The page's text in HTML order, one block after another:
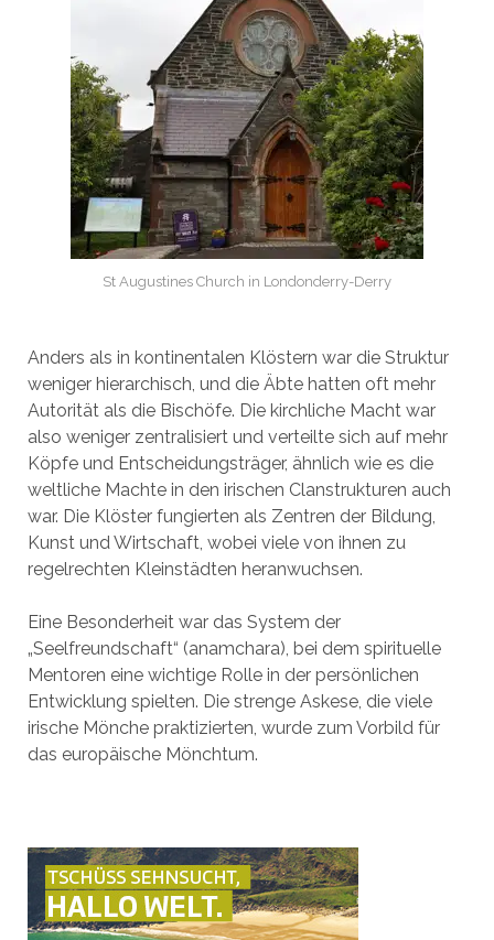
St Augustines Church in Londonderry-Derry
Anders als in kontinentalen Klöstern war die Struktur
weniger hierarchisch, und die Äbte hatten oft mehr
Autorität als die Bischöfe. Die kirchliche Macht war
also weniger zentralisiert und verteilte sich auf mehr
Köpfe und Entscheidungsträger, ähnlich wie es die
weltliche Machte in den irischen Clanstrukturen auch
war. Die Klöster fungierten als Zentren der Bildung,
Kunst und Wirtschaft, wobei viele von ihnen zu
regelrechten Kleinstädten heranwuchsen.
Eine Besonderheit war das System der
„Seelfreundschaft“ (anamchara), bei dem spirituelle
Mentoren eine wichtige Rolle in der persönlichen
Entwicklung spielten. Die strenge Askese, die viele
irische Mönche praktizierten, wurde zum Vorbild für
das europäische Mönchtum.